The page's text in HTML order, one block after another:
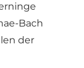
Bach
der